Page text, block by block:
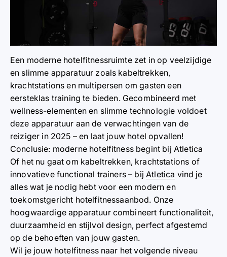
Een moderne hotelfitnessruimte zet in op veelzijdige
en slimme apparatuur zoals kabeltrekken,
krachtstations en multipersen om gasten een
eersteklas training te bieden. Gecombineerd met
wellness-elementen en slimme technologie voldoet
deze apparatuur aan de verwachtingen van de
reiziger in 2025 – en laat jouw hotel opvallen!
Conclusie: moderne hotelfitness begint bij Atletica
Of het nu gaat om kabeltrekken, krachtstations of
innovatieve functional trainers – bij Atletica vind je
alles wat je nodig hebt voor een modern en
toekomstgericht hotelfitnessaanbod. Onze
hoogwaardige apparatuur combineert functionaliteit,
duurzaamheid en stijlvol design, perfect afgestemd
op de behoeften van jouw gasten.
Wil je jouw hotelfitness naar het volgende niveau